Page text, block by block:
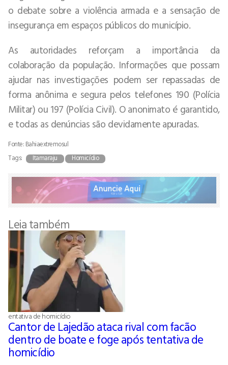
o debate sobre a violência armada e a sensação de
insegurança em espaços públicos do município.
As autoridades reforçam a importância da
colaboração da população. Informações que possam
ajudar nas investigações podem ser repassadas de
forma anônima e segura pelos telefones 190 (Polícia
Militar) ou 197 (Polícia Civil). O anonimato é garantido,
e todas as denúncias são devidamente apuradas.
Fonte: Bahiaextremosul
Tags:
Itamaraju Homicídio
Leia também
entativa de homicídio
Cantor de Lajedão ataca rival com facão
dentro de boate e foge após tentativa de
homicídio